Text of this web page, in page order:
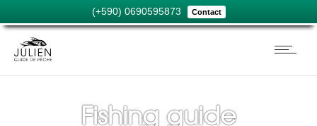
(+590) 0690595873 Contact
Fishing guide